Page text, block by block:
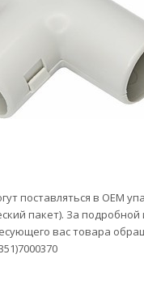
поставляться в ОЕМ
пакет). За
вас товара